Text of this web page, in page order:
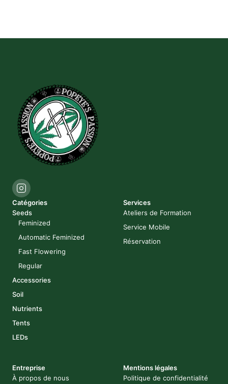
Catégories
Seeds
Feminized
Automatic Feminized
Fast Flowering
Regular
Accessories
Soil
Nutrients
Tents
LEDs
Services
Ateliers de Formation
Service Mobile
Réservation
Entreprise
À propos de nous
Mentions légales
Politique de confidentialité